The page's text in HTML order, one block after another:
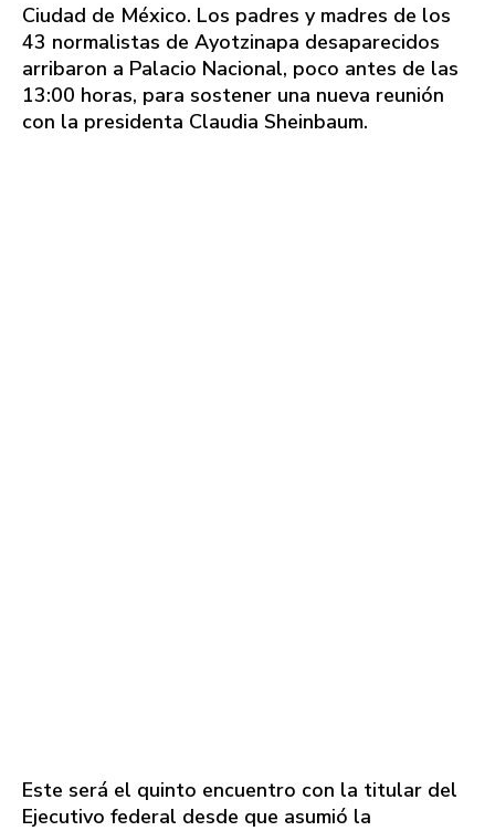
Ciudad de México. Los padres y madres de los
43 normalistas de Ayotzinapa desaparecidos
arribaron a Palacio Nacional, poco antes de las
13:00 horas, para sostener una nueva reunión
con la presidenta Claudia Sheinbaum.
Este será el quinto encuentro con la titular del
Ejecutivo federal desde que asumió la